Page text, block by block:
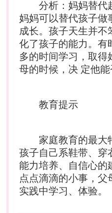
分析：妈妈替代越
妈妈可以替代孩子做
成长。孩子天生并不
化了孩子的能力。有
多的时间学习，取得
母的时候，决 定他
教育提示
家庭教育的最大特
孩子自己系鞋带、穿
能力培养、自信心的
点点滴滴的小事，
实践中学习、体验。